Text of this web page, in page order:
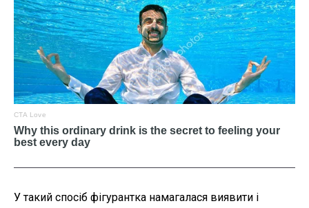
У такий спосіб фігурантка намагалася виявити і